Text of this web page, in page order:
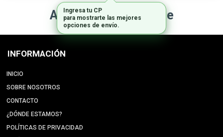
Artículo no disponible
INFORMACIÓN
INICIO
SOBRE NOSOTROS
CONTACTO
¿DÓNDE ESTAMOS?
POLÍTICAS DE PRIVACIDAD
Ingresa tu CP
para mostrarte las mejores
opciones de envío.